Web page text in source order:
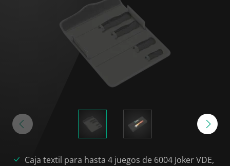
Caja textil para hasta 4 juegos de 6004 Joker VDE,